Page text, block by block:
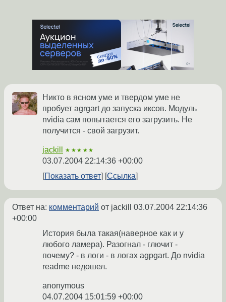
Никто в ясном уме и твердом уме не
пробует agrgart до запуска иксов. Модуль
nvidia сам попытается его загрузить. Не
получится - свой загрузит.
jackill ★★★★★
03.07.2004 22:14:36 +00:00
Показать ответ
Ссылка
Ответ на: комментарий от jackill 03.07.2004 22:14:36
+00:00
История была такая(наверное как и у
любого ламера). Разогнал - глючит -
почему? - в логи - в логах agpgart. До nvidia
readme недошел.
anonymous
04.07.2004 15:01:59 +00:00